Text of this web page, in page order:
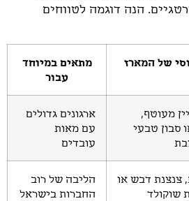
הנה דוגמה לטווחים
של המארז
מתאים במיוחד
עבור
מעוטף,
סבון טבעי
ארגונים גדולים
עם מאות
עובדים
צנצנת דבש או
שוקולד
הליבה של רוב
החברות בישראל